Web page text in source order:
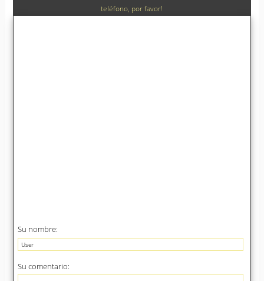
teléfono, por favor!
Su nombre:
Su comentario: